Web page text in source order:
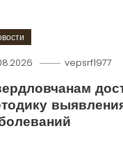
vepsrf1977